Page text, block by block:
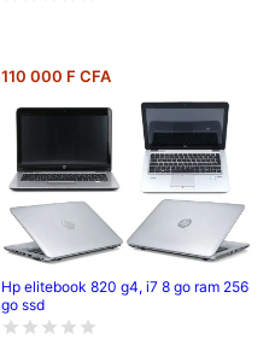
110 000 F CFA
Hp elitebook 820 g4, i7 8 go ram 256
go ssd